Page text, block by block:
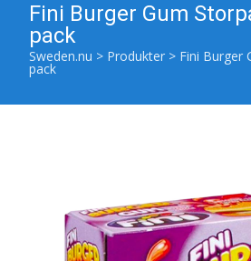
Fini Burger Gum
pack
Sweden.nu > Produkter > Fini Burger
pack